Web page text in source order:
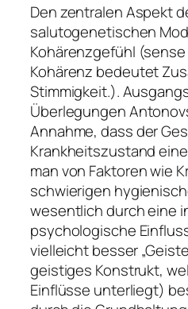
Den zentralen Aspekt
salutogenetischen
Kohärenzgefühl
Kohärenz bedeutet
Stimmigkeit.).
Überlegungen
Annahme, dass der
Krankheitszustand
man von Faktoren wie
schwierigen
wesentlich durch eine
psychologische
vielleicht besser
geistiges Konstrukt,
Einflüsse unterliegt)